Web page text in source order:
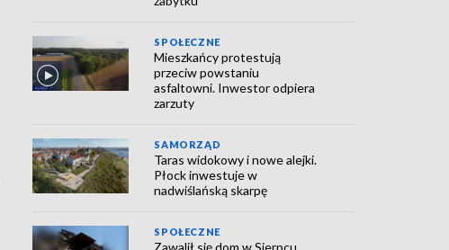
SPOŁECZNE
Mieszkańcy protestują
przeciw powstaniu
asfaltowni. Inwestor odpiera
zarzuty
SAMORZĄD
Taras widokowy i nowe alejki.
Płock inwestuje w
nadwiślańską skarpę
SPOŁECZNE